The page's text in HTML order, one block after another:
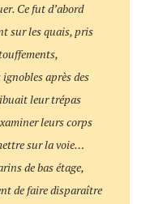
Ce fut d’abord
sur les quais, pris
ignobles après des
leur trépas
leurs corps
sur la voie…
de bas étage,
de faire disparaître